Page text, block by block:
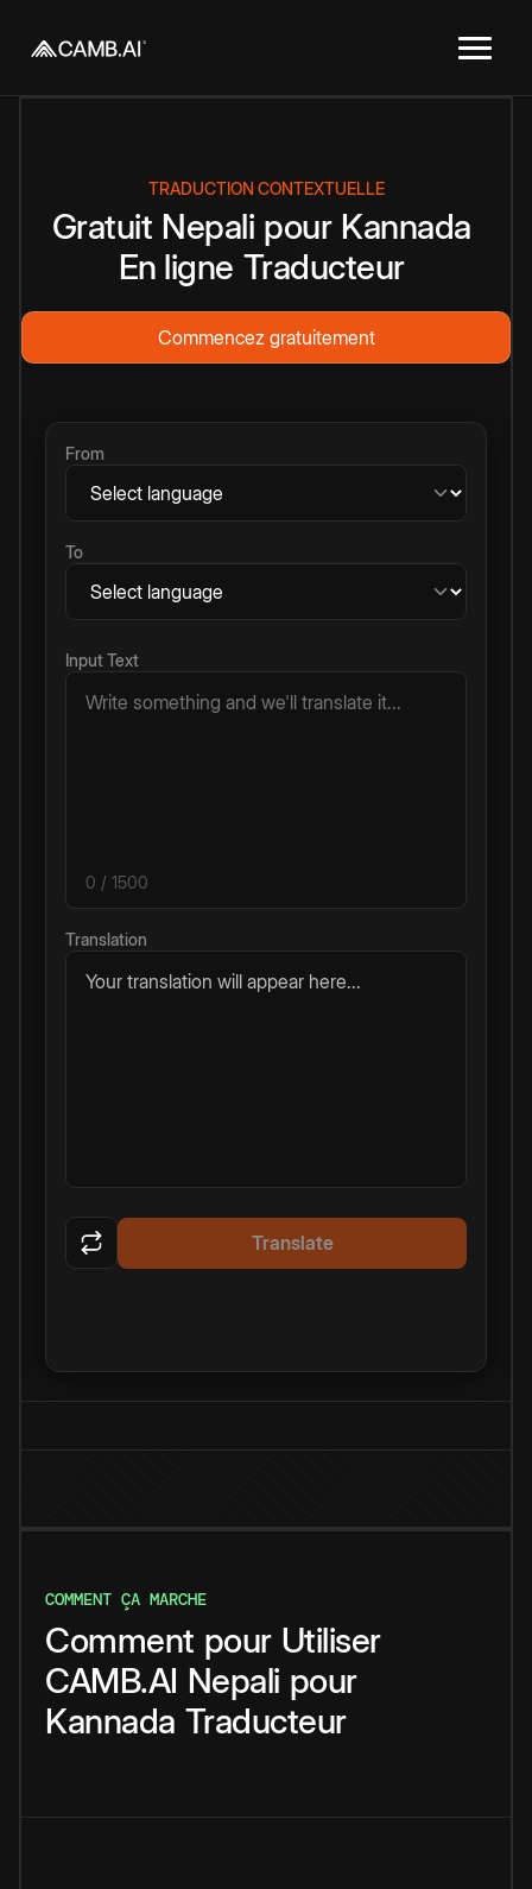
TRADUCTION CONTEXTUELLE
Gratuit Nepali pour Kannada
En ligne Traducteur
Commencez gratuitement
From
To
Input Text
0 / 1500
Translation
Your translation will appear here...
Translate
COMMENT ÇA MARCHE
Comment pour Utiliser
CAMB.AI Nepali pour
Kannada Traducteur